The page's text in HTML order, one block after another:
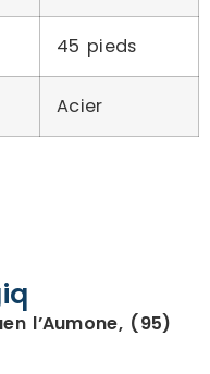
45 pieds
Acier
l’Aumone, (95)